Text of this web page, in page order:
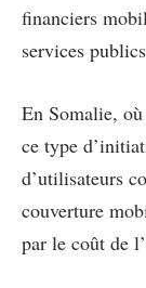
financiers
services
En Somalie,
ce type
d’utilisateurs
couverture
par le coût de